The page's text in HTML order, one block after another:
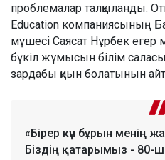
проблемалар талқыланды.
Education компаниясының
мүшесі Саясат Нұрбек егер
бүкіл жұмысын білім
зардабы қиын болатынын
«Бірер күн бұрын менің
Біздің қатарымыз - 80-